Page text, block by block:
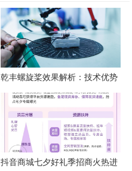
乾丰螺旋桨效果解析：技术优势
与应用价值
抖音商城七夕好礼季招商火热进